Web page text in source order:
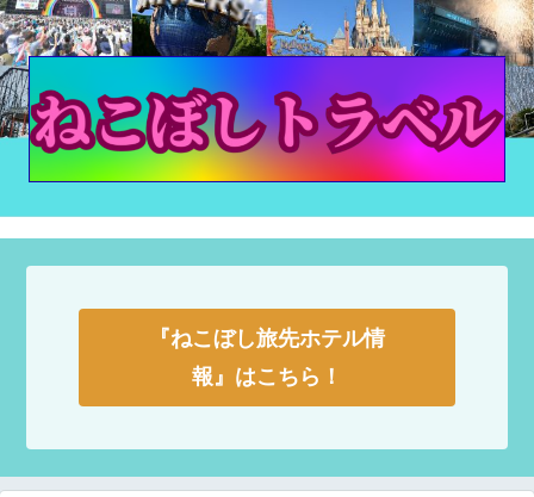
『ねこぼし旅先ホテル情
報』はこちら！